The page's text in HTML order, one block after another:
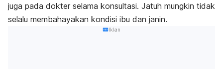
juga pada dokter selama konsultasi. Jatuh mungkin tidak
selalu membahayakan kondisi ibu dan janin.
Iklan